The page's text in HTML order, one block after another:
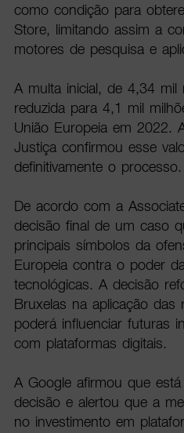
como condição para
Store, limitando assim a
motores de pesquisa e
A multa inicial, de 4,34 mil
reduzida para 4,1 mil
União Europeia em 2022.
Justiça confirmou esse
definitivamente o processo.
De acordo com a
decisão final de um caso
principais símbolos da
Europeia contra o poder
tecnológicas. A decisão
Bruxelas na aplicação
poderá influenciar futuras
com plataformas digitais.
A Google afirmou que
decisão e alertou que a
no investimento em